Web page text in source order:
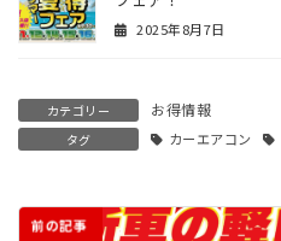
2025年8月7日
カテゴリー お得情報
タグ カーエアコン
前の記事